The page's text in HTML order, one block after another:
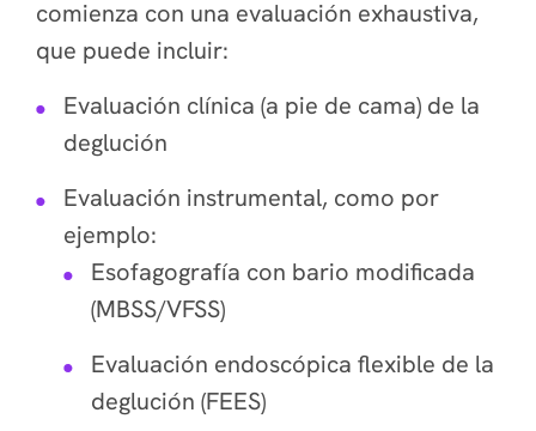
comienza con una evaluación exhaustiva,
que puede incluir:
Evaluación clínica (a pie de cama) de la
deglución
Evaluación instrumental, como por
ejemplo:
Esofagografía con bario modificada
(MBSS/VFSS)
Evaluación endoscópica flexible de la
deglución (FEES)